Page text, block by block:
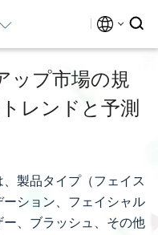
ップ市場の規
レンドと予測
製品タイプ（フェイス
ション、フェイシャル
、ブラッシュ、その他